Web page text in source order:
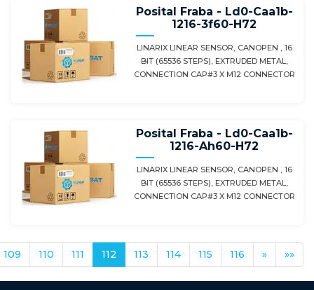
Posital Fraba - Ld0-Caa1b-
1216-3f60-H72
LINARIX LINEAR SENSOR, CANOPEN , 16
BIT (65536 STEPS), EXTRUDED METAL,
CONNECTION CAP#3 X M12 CONNECTOR
Posital Fraba - Ld0-Caa1b-
1216-Ah60-H72
LINARIX LINEAR SENSOR, CANOPEN , 16
BIT (65536 STEPS), EXTRUDED METAL,
CONNECTION CAP#3 X M12 CONNECTOR
109 110 111 112 113 114 115 116 » »»